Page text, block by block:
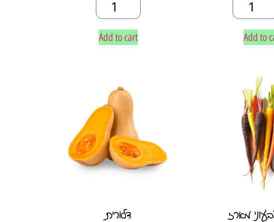
Add to cart Add to
דלורית מארז